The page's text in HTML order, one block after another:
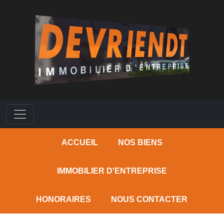
ACCUEIL NOS BIENS
IMMOBILIER D'ENTREPRISE
HONORAIRES NOUS CONTACTER